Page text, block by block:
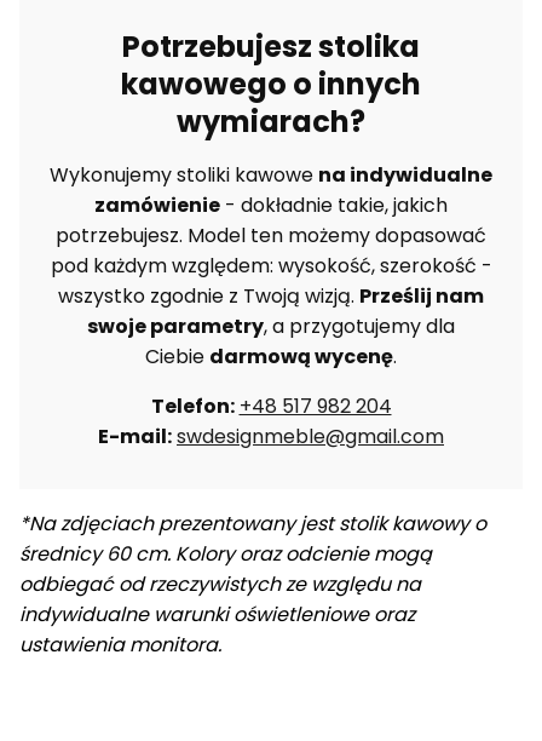
Potrzebujesz stolika
kawowego o innych
wymiarach?
Wykonujemy stoliki kawowe na indywidualne
zamówienie - dokładnie takie, jakich
potrzebujesz. Model ten możemy dopasować
pod każdym względem: wysokość, szerokość -
wszystko zgodnie z Twoją wizją. Prześlij nam
swoje parametry, a przygotujemy dla
Ciebie darmową wycenę.
Telefon: +48 517 982 204
E-mail:swdesignmeble@gmail.com
*Na zdjęciach prezentowany jest stolik kawowy o
średnicy60 cm. Kolory oraz odcienie mogą
odbiegać od rzeczywistych ze względu na
indywidualne warunki oświetleniowe oraz
ustawienia monitora.